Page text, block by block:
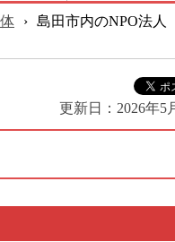
› 島田市内のNPO法人
更新日： 2026年5